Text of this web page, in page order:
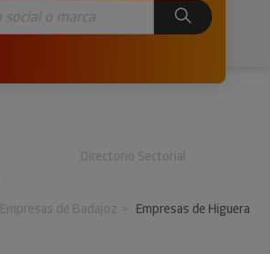
Directorio Sectorial
Empresas de Badajoz
Empresas de Higuera